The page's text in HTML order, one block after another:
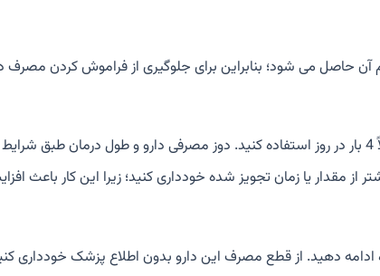
حاصل می شود؛ بنابراین برای جلوگیری از فراموش کردن مصرف
لوتپردنول چشمی را طبق تجویز پزشک، معمولاً 4 بار در روز استفاده کنید. دوز مصرفی دارو و طول
از مقدار یا زمان تجویز شده خودداری کنید؛ زیرا این کار باعث
دهید. از قطع مصرف این دارو بدون اطلاع پزشک خودداری